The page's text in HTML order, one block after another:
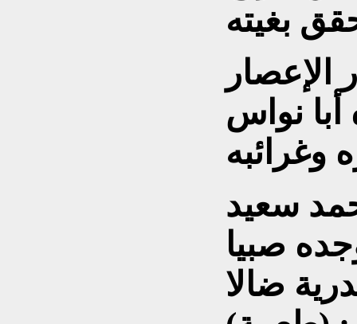
الإعصار
نواس
سعيد
صبيا
ضالا